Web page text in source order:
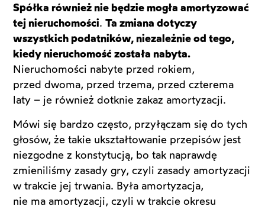
Spółka również nie będzie mogła amortyzować
tej nieruchomości.Ta zmiana dotyczy
wszystkich podatników, niezależnie od tego,
kiedy nieruchomość została nabyta.
Nieruchomości nabyte przed rokiem,
przed dwoma, przed trzema, przed czterema
laty – je również dotknie zakaz amortyzacji.
Mówi się bardzo często, przyłączam się do tych
głosów, że takie ukształtowanie przepisów jest
niezgodne z konstytucją, bo tak naprawdę
zmieniliśmy zasady gry, czyli zasady amortyzacji
w trakcie jej trwania. Była amortyzacja,
nie ma amortyzacji, czyli w trakcie okresu